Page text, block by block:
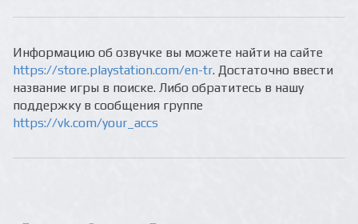
Информацию об озвучке вы можете найти на сайте
https://store.playstation.com/en-tr. Достаточно ввести
название игры в поиске. Либо обратитесь в нашу
поддержку в сообщения группе
https://vk.com/your_accs